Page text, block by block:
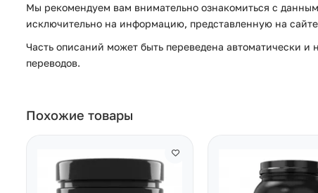
Мы рекомендуем вам внимательно ознакомиться с
исключительно на информацию, представленную на
Часть описаний может быть переведена автоматически и
переводов.
Похожие товары